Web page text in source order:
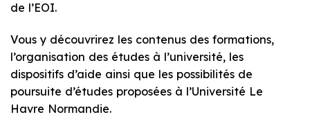
de l’EOI.
Vous y découvrirez les contenus des formations,
l’organisation des études à l’université, les
dispositifs d’aide ainsi que les possibilités de
poursuite d’études proposées à l’Université Le
Havre Normandie.